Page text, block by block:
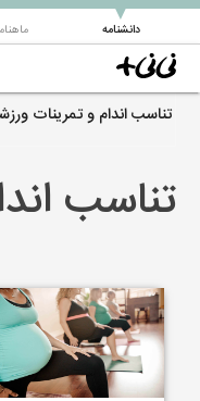
دانشنامه
▼
تناسب اندام و تمرینات
تناسب